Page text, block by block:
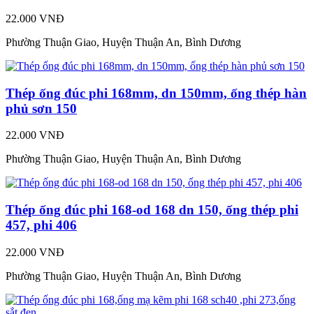
22.000 VNĐ
Phường Thuận Giao, Huyện Thuận An, Bình Dương
Thép ống đúc phi 168mm, dn 150mm, ống thép hàn
phủ sơn 150
22.000 VNĐ
Phường Thuận Giao, Huyện Thuận An, Bình Dương
Thép ống đúc phi 168-od 168 dn 150, ống thép phi
457, phi 406
22.000 VNĐ
Phường Thuận Giao, Huyện Thuận An, Bình Dương